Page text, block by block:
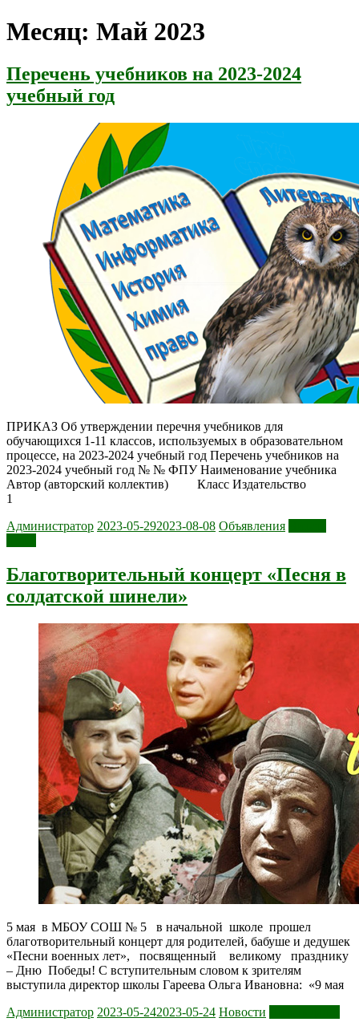
Месяц: Май 2023
Перечень учебников на 2023-2024
учебный год
ПРИКАЗ Об утверждении перечня учебников для
обучающихся 1-11 классов, используемых в образовательном
процессе, на 2023-2024 учебный год Перечень учебников на
2023-2024 учебный год № № ФПУ Наименование учебника
Автор (авторский коллектив) Класс Издательство
1
Администратор 2023-05-292023-08-08 Объявления
Благотворительный концерт «Песня в
солдатской шинели»
5 мая в МБОУ СОШ № 5 в начальной школе прошел
благотворительный концерт для родителей, бабуше и дедушек
«Песни военных лет», посвященный великому празднику
– Дню Победы! С вступительным словом к зрителям
выступила директор школы Гареева Ольга Ивановна: «9 мая
Администратор 2023-05-242023-05-24 Новости